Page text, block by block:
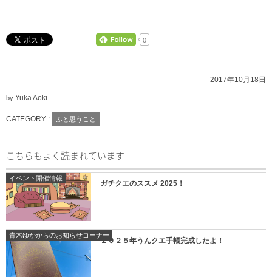
0
2017年10月18日
by Yuka Aoki
CATEGORY : ふと思うこと
こちらもよく読まれています
イベント開催情報
ガチクエのススメ 2025！
青木ゆかからのお知らせコーナー
２０２５年うんクエ手帳完成したよ！